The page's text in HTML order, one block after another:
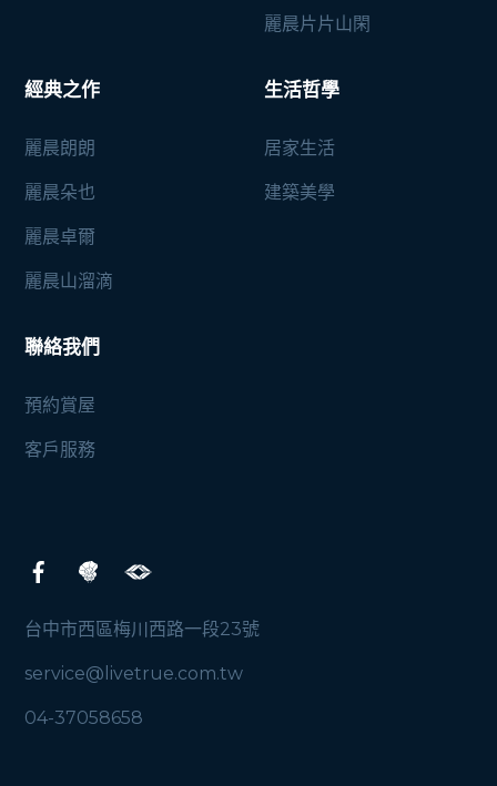
麗晨片片山閑
經典之作
麗晨朗朗
麗晨朵也
麗晨卓爾
麗晨山溜滴
生活哲學
居家生活
建築美學
聯絡我們
預約賞屋
客戶服務
台中市西區梅川西路一段23號
service@livetrue.com.tw
04-37058658